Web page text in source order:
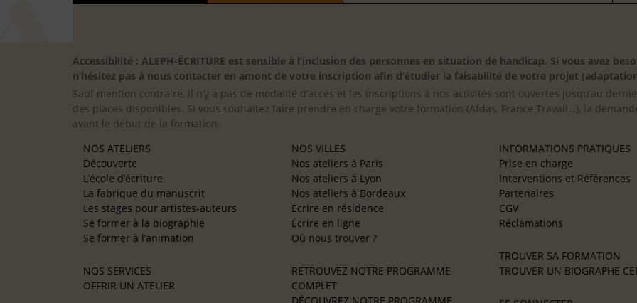
Accessibilité : ALEPH-ÉCRITURE est sensible à l’inclusion des personnes en situation de handicap. Si vous avez
n’hésitez pas à nous contacter en amont de votre inscription afin d’étudier la faisabilité de votre projet
Sauf mention contraire, il n’y a pas de modalité d’accès et les inscriptions à nos activités sont ouvertes jusqu’au
des places disponibles. Si vous souhaitez faire prendre en charge votre formation (Afdas, France Travail…), la
avant le début de la formation.
NOS ATELIERS
Découverte
L’école d’écriture
La fabrique du manuscrit
Les stages pour artistes-auteurs
Se former à la biographie
Se former à l’animation
NOS SERVICES
OFFRIR UN ATELIER
NOS VILLES
Nos ateliers à Paris
Nos ateliers à Lyon
Nos ateliers à Bordeaux
Écrire en résidence
Écrire en ligne
Où nous trouver ?
RETROUVEZ NOTRE PROGRAMME
COMPLET
INFORMATIONS PRATIQUES
Prise en charge
Interventions et Références
Partenaires
CGV
Réclamations
TROUVER SA FORMATION
TROUVER UN BIOGRAPHE